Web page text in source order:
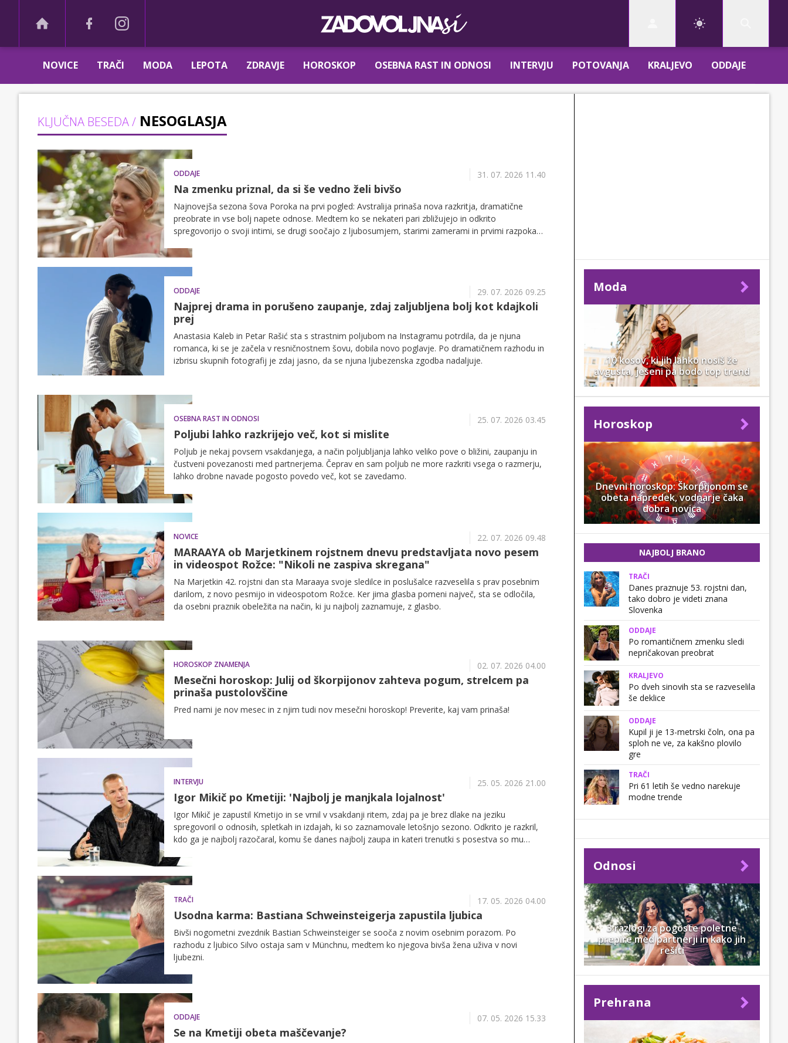
NOVICE TRAČI MODA LEPOTA ZDRAVJE HOROSKOP OSEBNA RAST IN ODNOSI INTERVJU POTOVANJA KRALJEVO ODDAJE
KLJUČNA BESEDA / NESOGLASJA
ODDAJE 31. 07. 2026 11.40
Na zmenku priznal, da si še vedno želi bivšo
Najnovejša sezona šova Poroka na prvi pogled: Avstralija prinaša nova razkritja, dramatične
preobrate in vse bolj napete odnose. Medtem ko se nekateri pari zbližujejo in odkrito
spregovorijo o svoji intimi, se drugi soočajo z ljubosumjem, starimi zamerami in prvimi razpokami
ODDAJE 29. 07. 2026 09.25
Najprej drama in porušeno zaupanje, zdaj zaljubljena bolj kot kdajkoli
prej
Anastasia Kaleb in Petar Rašić sta s strastnim poljubom na Instagramu potrdila, da je njuna
romanca, ki se je začela v resničnostnem šovu, dobila novo poglavje. Po dramatičnem razhodu in
izbrisu skupnih fotografij je zdaj jasno, da se njuna ljubezenska zgodba nadaljuje.
OSEBNA RAST IN ODNOSI 25. 07. 2026 03.45
Poljubi lahko razkrijejo več, kot si mislite
Poljub je nekaj povsem vsakdanjega, a način poljubljanja lahko veliko pove o bližini, zaupanju in
čustveni povezanosti med partnerjema. Čeprav en sam poljub ne more razkriti vsega o razmerju,
lahko drobne navade pogosto povedo več, kot se zavedamo.
NOVICE 22. 07. 2026 09.48
MARAAYA ob Marjetkinem rojstnem dnevu predstavljata novo pesem
in videospot Rožce: "Nikoli ne zaspiva skregana"
Na Marjetkin 42. rojstni dan sta Maraaya svoje sledilce in poslušalce razveselila s prav posebnim
darilom, z novo pesmijo in videospotom Rožce. Ker jima glasba pomeni največ, sta se odločila,
da osebni praznik obeležita na način, ki ju najbolj zaznamuje, z glasbo.
HOROSKOP ZNAMENJA 02. 07. 2026 04.00
Mesečni horoskop: Julij od škorpijonov zahteva pogum, strelcem pa
prinaša pustolovščine
Pred nami je nov mesec in z njim tudi nov mesečni horoskop! Preverite, kaj vam prinaša!
INTERVJU 25. 05. 2026 21.00
Igor Mikič po Kmetiji: 'Najbolj je manjkala lojalnost'
Igor Mikič je zapustil Kmetijo in se vrnil v vsakdanji ritem, zdaj pa je brez dlake na jeziku
spregovoril o odnosih, spletkah in izdajah, ki so zaznamovale letošnjo sezono. Odkrito je razkril,
kdo ga je najbolj razočaral, komu še danes najbolj zaupa in kateri trenutki s posestva so mu
TRAČI 17. 05. 2026 04.00
Usodna karma: Bastiana Schweinsteigerja zapustila ljubica
Bivši nogometni zvezdnik Bastian Schweinsteiger se sooča z novim osebnim porazom. Po
razhodu z ljubico Silvo ostaja sam v Münchnu, medtem ko njegova bivša žena uživa v novi
ljubezni.
ODDAJE 07. 05. 2026 15.33
Se na Kmetiji obeta maščevanje?
Moda
10 kosov, ki jih lahko nosiš že
avgusta, jeseni pa bodo top trend
Horoskop
Dnevni horoskop: Škorpijonom se
obeta napredek, vodnarje čaka
dobra novica
NAJBOLJ BRANO
TRAČI
Danes praznuje 53. rojstni dan,
tako dobro je videti znana
Slovenka
ODDAJE
Po romantičnem zmenku sledi
nepričakovan preobrat
KRALJEVO
Po dveh sinovih sta se razveselila
še deklice
ODDAJE
Kupil ji je 13-metrski čoln, ona pa
sploh ne ve, za kakšno plovilo
gre
TRAČI
Pri 61 letih še vedno narekuje
modne trende
Odnosi
3 razlogi za pogoste poletne
prepire med partnerji in kako jih
rešiti
Prehrana